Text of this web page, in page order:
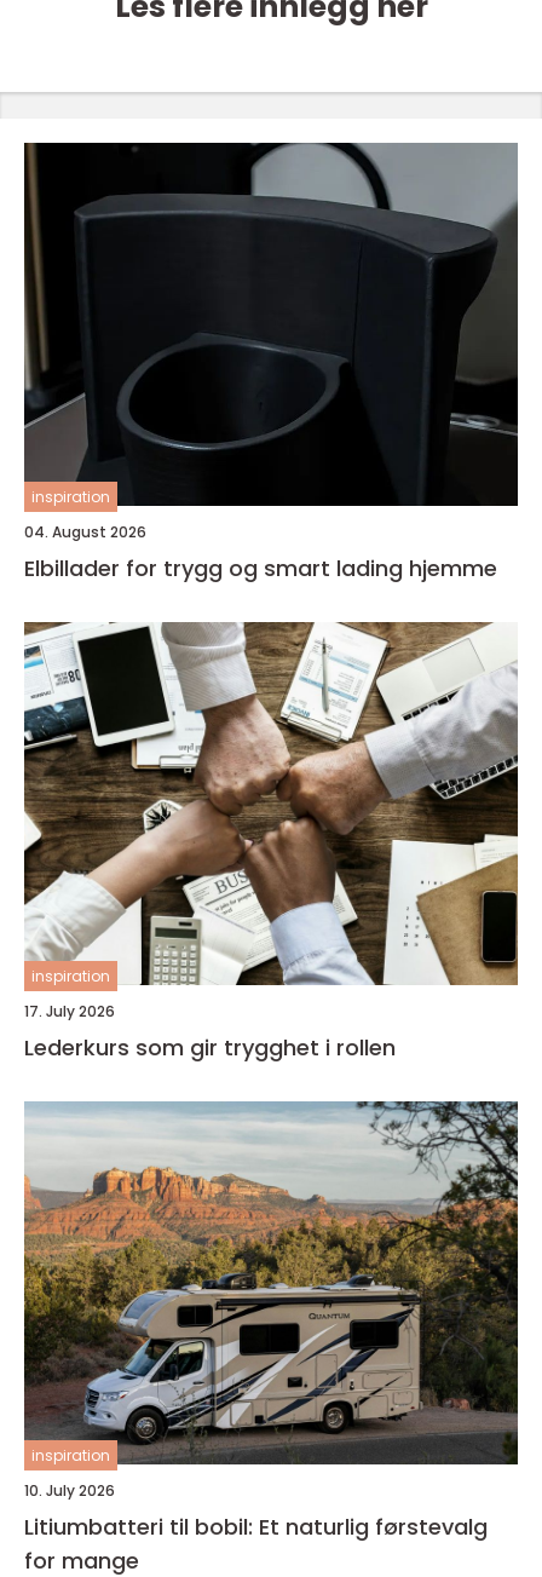
inspiration
04. August 2026
Elbillader for trygg og smart lading hjemme
inspiration
17. July 2026
Lederkurs som gir trygghet i rollen
inspiration
10. July 2026
Litiumbatteri til bobil: Et naturlig førstevalg
for mange